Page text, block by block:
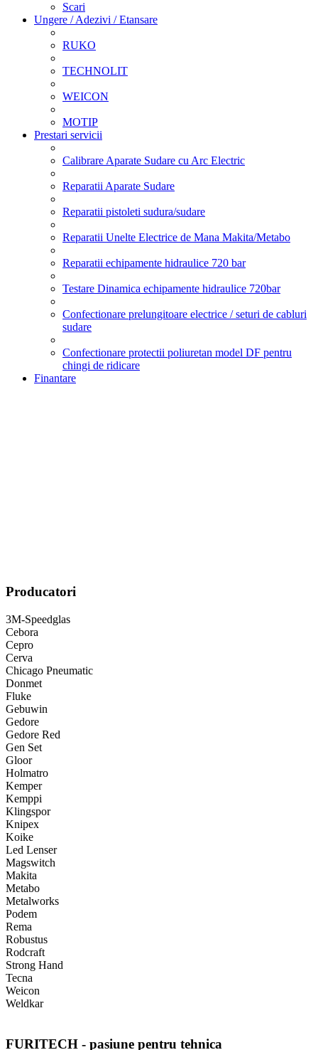
Scari
Ungere / Adezivi / Etansare
RUKO
TECHNOLIT
WEICON
MOTIP
Prestari servicii
Calibrare Aparate Sudare cu Arc Electric
Reparatii Aparate Sudare
Reparatii pistoleti sudura/sudare
Reparatii Unelte Electrice de Mana Makita/Metabo
Reparatii echipamente hidraulice 720 bar
Testare Dinamica echipamente hidraulice 720bar
Confectionare prelungitoare electrice / seturi de cabluri
sudare
Confectionare protectii poliuretan model DF pentru
chingi de ridicare
Finantare
Producatori
3M-Speedglas
Cebora
Cepro
Cerva
Chicago Pneumatic
Donmet
Fluke
Gebuwin
Gedore
Gedore Red
Gen Set
Gloor
Holmatro
Kemper
Kemppi
Klingspor
Knipex
Koike
Led Lenser
Magswitch
Makita
Metabo
Metalworks
Podem
Rema
Robustus
Rodcraft
Strong Hand
Tecna
Weicon
Weldkar
FURITECH - pasiune pentru tehnica